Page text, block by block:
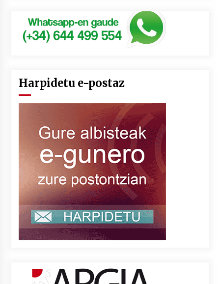
Harpidetu e-postaz